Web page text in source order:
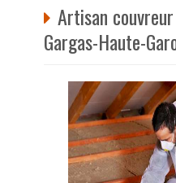
Artisan
Gargas-Haute-